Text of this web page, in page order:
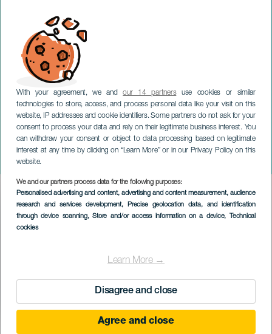
With your agreement, we andour 14 partnersuse cookies or similar
technologies to store, access, and process personal data like your visit on this
website, IP addresses and cookie identifiers. Some partners do not ask for your
consent to process your data and rely on their legitimate business interest. You
can withdraw your consent or object to data processing based on legitimate
interest at any time by clicking on “Learn More” or in our Privacy Policy on this
website.
We and our partners process data for the following purposes:
Personalised advertising and content, advertising and content measurement, audience
research and services development, Precise geolocation data, and identification
through device scanning, Store and/or access information on a device, Technical
cookies
Learn More →
Disagree and close
Agree and close
Sjøfarts- og festkveld
GRAN CANARIA
Imagen
Listado